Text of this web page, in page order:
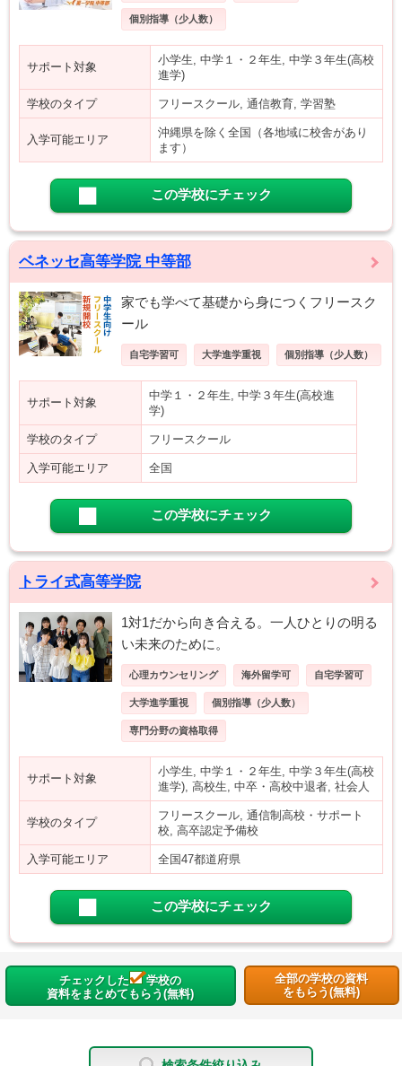
個別指導（少人数）
サポート対象
小学生, 中学１・２年生, 中学３年生(高校
進学)
学校のタイプ フリースクール, 通信教育, 学習塾
入学可能エリア
沖縄県を除く全国（各地域に校舎があり
ます）
この学校にチェック
ベネッセ高等学院 中等部
家でも学べて基礎から身につくフリースク
ール
自宅学習可 大学進学重視 個別指導（少人数）
サポート対象
中学１・２年生, 中学３年生(高校進
学)
学校のタイプ フリースクール
入学可能エリア 全国
この学校にチェック
トライ式高等学院
1対1だから向き合える。一人ひとりの明る
い未来のために。
心理カウンセリング 海外留学可 自宅学習可
大学進学重視 個別指導（少人数）
専門分野の資格取得
サポート対象
小学生, 中学１・２年生, 中学３年生(高校
進学), 高校生, 中卒・高校中退者, 社会人
学校のタイプ
フリースクール, 通信制高校・サポート
校, 高卒認定予備校
入学可能エリア 全国47都道府県
この学校にチェック
チェックした
学校の
資料をまとめてもらう(無料)
全部の学校の資料
をもらう(無料)